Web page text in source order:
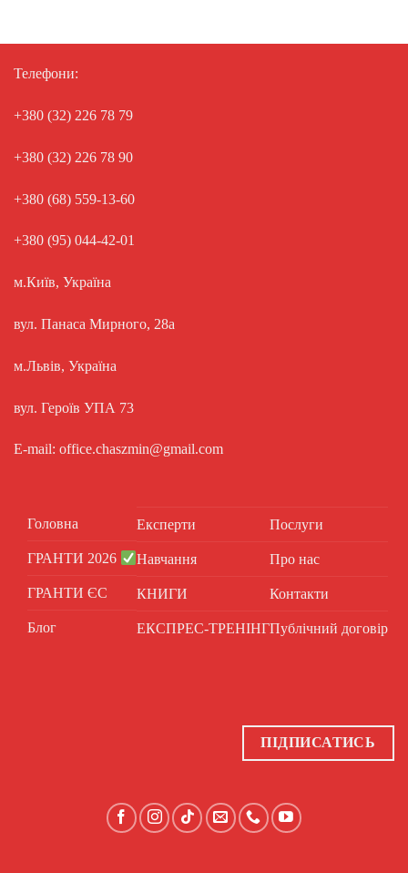
Телефони:
+380 (32) 226 78 79
+380 (32) 226 78 90
+380 (68) 559-13-60
+380 (95) 044-42-01
м.Київ, Україна
вул. Панаса Мирного, 28а
м.Львів, Україна
вул. Героїв УПА 73
E-mail: office.chaszmin@gmail.com
Головна
ГРАНТИ 2026
ГРАНТИ ЄС
Блог
Експерти
Навчання
КНИГИ
ЕКСПРЕС-ТРЕНІНГ
Послуги
Про нас
Контакти
Публічний договір
ПІДПИСАТИСЬ